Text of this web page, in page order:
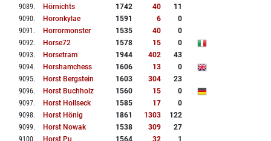
9089. Hörnichts 1742 40
11
9090. Horonkylae 1591 6
0
9091 . Horrormonster 1535 40
0
9092. Horse72 1578 15
0
9093. Horsetram 1944 402
43
9094. Horshamchess 1606 13
0
9095. Horst Bergstein 1603 304
23
9096. Horst Buchholz 1560 15
0
9097. Horst Hollseck 1585 17
0
9098. Horst Hönig 1861 1303
122
9099. Horst Nowak 1538 309
27